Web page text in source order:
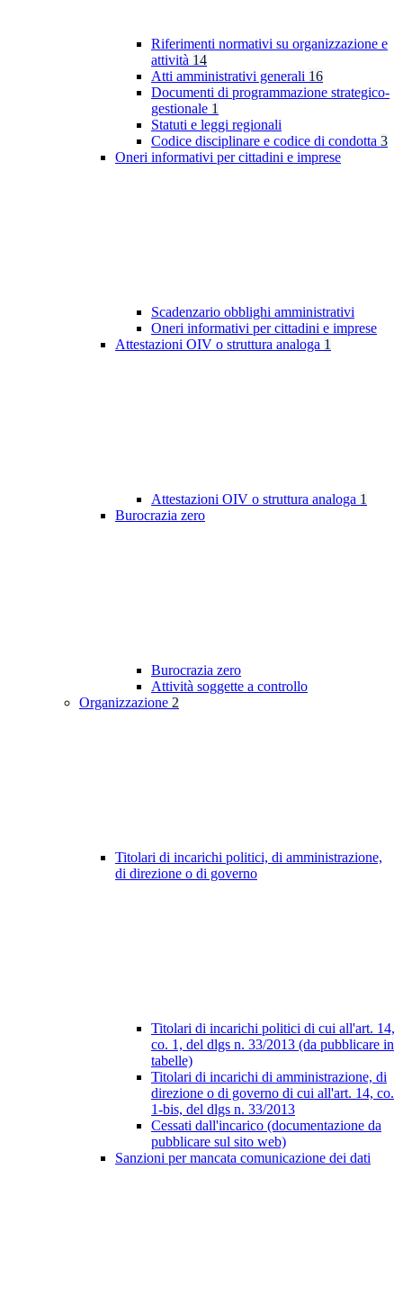
Riferimenti normativi su organizzazione e
attività 14
Atti amministrativi generali 16
Documenti di programmazione strategico-
gestionale 1
Statuti e leggi regionali
Codice disciplinare e codice di condotta 3
Oneri informativi per cittadini e imprese
Scadenzario obblighi amministrativi
Oneri informativi per cittadini e imprese
Attestazioni OIV o struttura analoga 1
Attestazioni OIV o struttura analoga 1
Burocrazia zero
Burocrazia zero
Attività soggette a controllo
Organizzazione 2
Titolari di incarichi politici, di amministrazione,
di direzione o di governo
Titolari di incarichi politici di cui all'art. 14,
co. 1, del dlgs n. 33/2013 (da pubblicare in
tabelle)
Titolari di incarichi di amministrazione, di
direzione o di governo di cui all'art. 14, co.
1-bis, del dlgs n. 33/2013
Cessati dall'incarico (documentazione da
pubblicare sul sito web)
Sanzioni per mancata comunicazione dei dati